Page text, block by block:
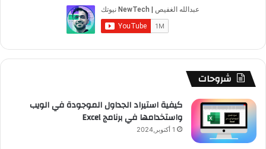
شروحات
كيفية استيراد الجداول الموجودة في الويب
واستخدامها في برنامج Excel
1 أكتوبر,2024